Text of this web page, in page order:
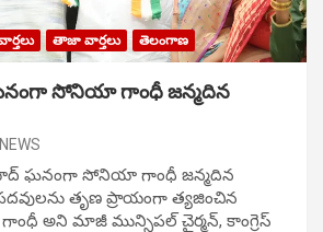
తాజా వార్తలు తెలంగాణ
ఘ‌నంగా సోనియా గాంధీ జ‌న్మ‌దిన
ఘ‌నంగా సోనియా గాంధీ జ‌న్మ‌దిన
తృణ ప్రాయంగా త్య‌జించిన
అని మాజీ మున్సిప‌ల్ చైర్మ‌న్, కాంగ్రెస్